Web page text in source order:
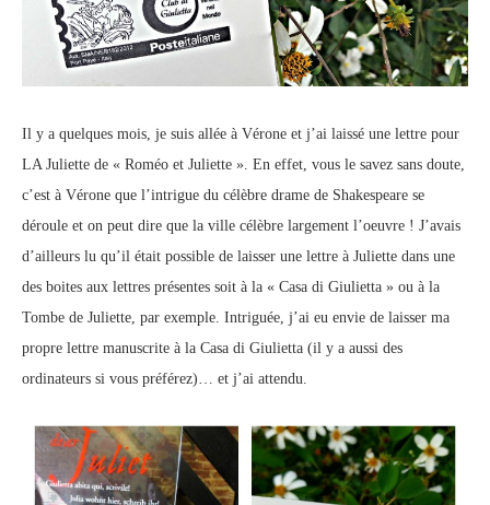
Il y a quelques mois, je suis allée à Vérone et j’ai laissé une lettre pour
LA Juliette de « Roméo et Juliette ». En effet, vous le savez sans doute,
c’est à Vérone que l’intrigue du célèbre drame de Shakespeare se
déroule et on peut dire que la ville célèbre largement l’oeuvre ! J’avais
d’ailleurs lu qu’il était possible de laisser une lettre à Juliette dans une
des boites aux lettres présentes soit à la « Casa di Giulietta » ou à la
Tombe de Juliette, par exemple. Intriguée, j’ai eu envie de laisser ma
propre lettre manuscrite à la Casa di Giulietta (il y a aussi des
ordinateurs si vous préférez)… et j’ai attendu.